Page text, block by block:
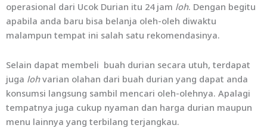
operasional dari Ucok Durian itu 24 jam loh. Dengan begitu
apabila anda baru bisa belanja oleh-oleh diwaktu
malampun tempat ini salah satu rekomendasinya.
Selain dapat membeli buah durian secara utuh, terdapat
juga lohvarian olahan dari buah durian yang dapat anda
konsumsi langsung sambil mencari oleh-olehnya. Apalagi
tempatnya juga cukup nyaman dan harga durian maupun
menu lainnya yang terbilang terjangkau.